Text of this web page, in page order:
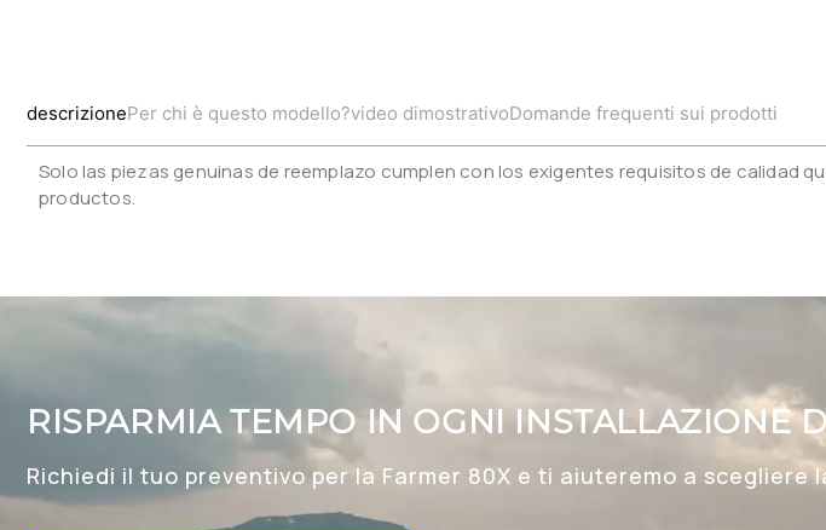
descrizionePer chi è questo modello?video dimostrativoDomande frequenti sui prodotti
Solo las piezas genuinas de reemplazo cumplen con los exigentes requisitos de calidad
productos.
RISPARMIA TEMPO IN OGNI INSTALLAZIONE
Richiedi il tuo preventivo per la Farmer 80X e ti aiuteremo a